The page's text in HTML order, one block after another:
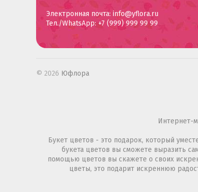
Электронная почта: info@yflora.ru
Тел./WhatsApp: +7 (999) 999 99 99
© 2026 Юфлора
Интернет-
Букет цветов - это подарок, который
букета цветов вы сможете выразить
помощью цветов вы скажете о своих
цветы, это подарит искреннюю